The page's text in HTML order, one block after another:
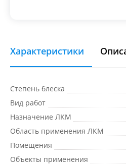
Характеристики
Степень блеска
Вид работ
Назначение ЛКМ
Область применения ЛКМ
Помещения
Объекты применения